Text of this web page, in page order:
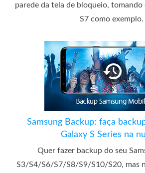
parede da tela de bloqueio, tomando
S7 como exemplo.
Samsung Backup: faça
Galaxy S Series na
Quer fazer backup do seu
S3/S4/S6/S7/S8/S9/S10/S20, mas